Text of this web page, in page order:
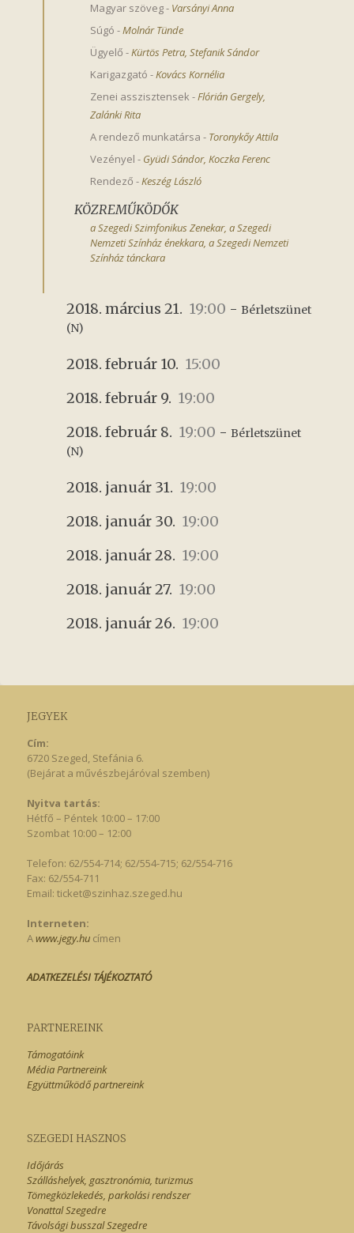
Magyar szöveg- Varsányi Anna
Súgó -Molnár Tünde
Ügyelő -Kürtös Petra, Stefanik Sándor
Karigazgató -Kovács Kornélia
Zenei asszisztensek -Flórián Gergely,
Zalánki Rita
A rendező munkatársa - Toronykőy Attila
Vezényel - Gyüdi Sándor, Koczka Ferenc
Rendező -Keszég László
KÖZREMŰKÖDŐK
a Szegedi Szimfonikus Zenekar, a Szegedi
Nemzeti Színház énekkara, a Szegedi Nemzeti
Színház tánckara
2018. március 21. 19:00 - Bérletszünet
(N)
2018. február 10. 15:00
2018. február 9. 19:00
2018. február 8. 19:00 - Bérletszünet
(N)
2018. január 31. 19:00
2018. január 30. 19:00
2018. január 28. 19:00
2018. január 27. 19:00
2018. január 26. 19:00
JEGYEK
Cím:
6720 Szeged, Stefánia 6.
(Bejárat a művészbejáróval szemben)
Nyitva tartás:
Hétfő – Péntek 10:00 – 17:00
Szombat 10:00 – 12:00
Telefon: 62/554-714; 62/554-715; 62/554-716
Fax: 62/554-711
Email: ticket@szinhaz.szeged.hu
Interneten:
Awww.jegy.hucímen
ADATKEZELÉSI TÁJÉKOZTATÓ
PARTNEREINK
Támogatóink
Média Partnereink
Együttműködő partnereink
SZEGEDI HASZNOS
Időjárás
Szálláshelyek, gasztronómia, turizmus
Tömegközlekedés, parkolási rendszer
Vonattal Szegedre
Távolsági busszal Szegedre